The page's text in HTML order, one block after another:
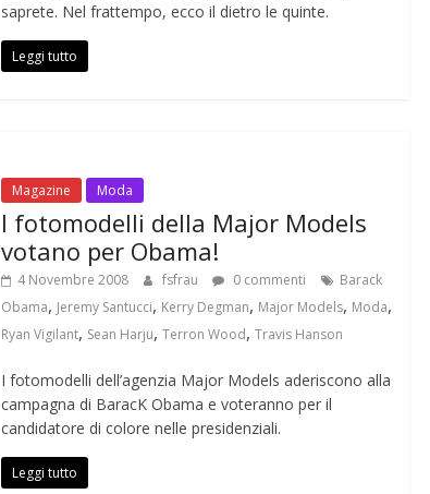
saprete. Nel frattempo, ecco il dietro le quinte.
Leggi tutto
Magazine Moda
I fotomodelli della Major Models
votano per Obama!
4 Novembre 2008 fsfrau 0 commenti
Barack
Obama, Jeremy Santucci, Kerry Degman, Major Models, Moda,
Ryan Vigilant, Sean Harju,Terron Wood,Travis Hanson
I fotomodelli dell’agenzia Major Models aderiscono alla
campagna di BaracK Obama e voteranno per il
candidatore di colore nelle presidenziali.
Leggi tutto